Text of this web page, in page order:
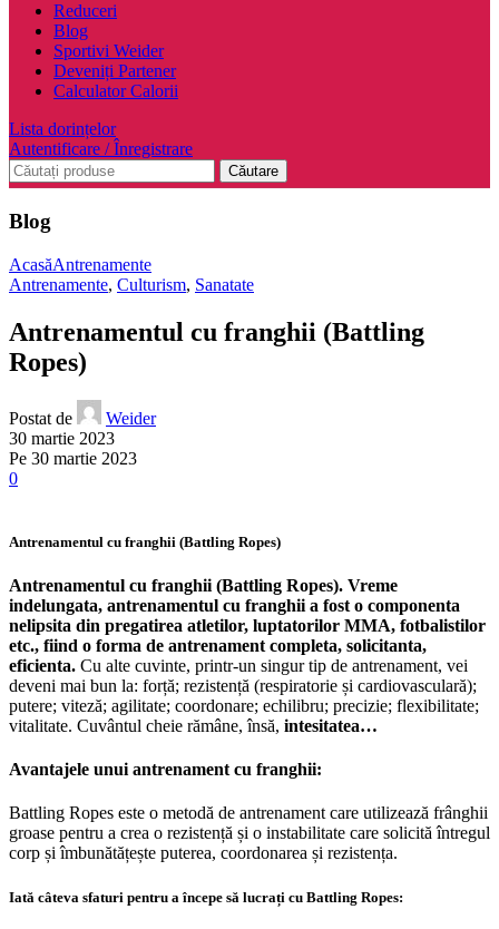
Reduceri
Blog
Sportivi Weider
Deveniți Partener
Calculator Calorii
Lista dorințelor
Autentificare / Înregistrare
Căutare
Blog
AcasăAntrenamente
Antrenamente, Culturism, Sanatate
Antrenamentul cu franghii (Battling
Ropes)
Postat de
Weider
30 martie 2023
Pe 30 martie 2023
0
Antrenamentul cu franghii (Battling Ropes)
Antrenamentul cu franghii (Battling Ropes). Vreme
indelungata, antrenamentul cu franghii a fost o componenta
nelipsita din pregatirea atletilor, luptatorilor MMA, fotbalistilor
etc., fiind o forma de antrenament completa, solicitanta,
eficienta. Cu alte cuvinte, printr-un singur tip de antrenament, vei
deveni mai bun la: forță; rezistență (respiratorie și cardiovasculară);
putere; viteză; agilitate; coordonare; echilibru; precizie; flexibilitate;
vitalitate. Cuvântul cheie rămâne, însă, intesitatea…
Avantajele unui antrenament cu franghii:
Battling Ropes este o metodă de antrenament care utilizează frânghii
groase pentru a crea o rezistență și o instabilitate care solicită întregul
corp și îmbunătățește puterea, coordonarea și rezistența.
Iată câteva sfaturi pentru a începe să lucrați cu Battling Ropes: